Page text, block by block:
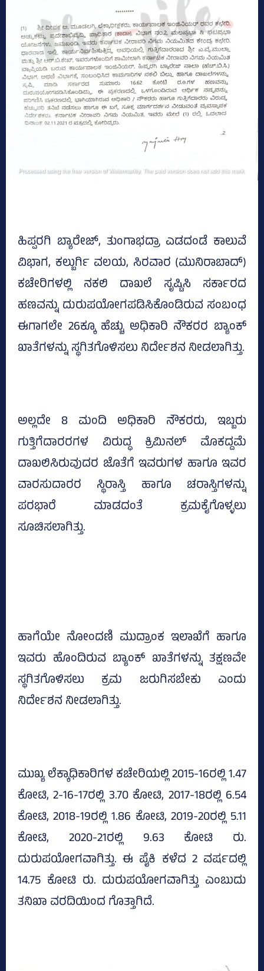
ಹಿಪ್ಪರಗಿ ಬ್ಯಾರೇಜ್‌, ತುಂಗಾಭದ್ರಾ ಎಡದಂಡೆ ಕಾಲುವೆ
ವಿಭಾಗ, ಕಲ್ಬುರ್ಗಿ ವಲಯ, ಸಿರವಾರ (ಮುನಿರಾಬಾದ್‌)
ಕಚೇರಿಗಳಲ್ಲಿ ನಕಲಿ ದಾಖಲೆ ಸೃಷ್ಟಿಸಿ ಸರ್ಕಾರದ
ಹಣವನ್ನು ದುರುಪಯೋಗಪಡಿಸಿಕೊಂಡಿರುವ ಸಂಬಂಧ
ಈಗಾಗಲೇ 26ಕ್ಕೂ ಹೆಚ್ಚು ಅಧಿಕಾರಿ ನೌಕರರ ಬ್ಯಾಂಕ್‌
ಖಾತೆಗಳನ್ನು ಸ್ಥಗಿತಗೊಳಿಸಲು ನಿರ್ದೇಶನ ನೀಡಲಾಗಿತ್ತು.
ಅಲ್ಲದೇ 8 ಮಂದಿ ಅಧಿಕಾರಿ ನೌಕರರು, ಇಬ್ಬರು
ಗುತ್ತಿಗೆದಾರರಗಳ ವಿರುದ್ಧ ಕ್ರಿಮಿನಲ್‌ ಮೊಕದ್ದಮೆ
ದಾಖಲಿಸಿರುವುದರ ಜೊತೆಗೆ ಇವರುಗಳ ಹಾಗೂ ಇವರ
ವಾರಸುದಾರರ ಸ್ಥಿರಾಸ್ತಿ ಹಾಗೂ ಚರಾಸ್ತಿಗಳನ್ನು
ಪರಭಾರೆ ಮಾಡದಂತೆ ಕ್ರಮಕೈಗೊಳ್ಳಲು
ಸೂಚಿಸಲಾಗಿತ್ತು.
ಹಾಗೆಯೇ ನೋಂದಣಿ ಮುದ್ರಾಂಕ ಇಲಾಖೆಗೆ ಹಾಗೂ
ಇವರು ಹೊಂದಿರುವ ಬ್ಯಾಂಕ್‌ ಖಾತೆಗಳನ್ನು ತಕ್ಷಣವೇ
ಸ್ಥಗಿತಗೊಳಿಸಲು ಕ್ರಮ ಜರುಗಿಸಬೇಕು ಎಂದು
ನಿರ್ದೇಶನ ನೀಡಲಾಗಿತ್ತು.
ಮುಖ್ಯ ಲೆಕ್ಕಾಧಿಕಾರಿಗಳ ಕಚೇರಿಯಲ್ಲಿ 2015-16ರಲ್ಲಿ 1.47
ಕೋಟಿ, 2-16-17ರಲ್ಲಿ 3.70 ಕೋಟಿ, 2017-18ರಲ್ಲಿ 6.54
ಕೋಟಿ, 2018-19ರಲ್ಲಿ 1.86 ಕೋಟಿ, 2019-20ರಲ್ಲಿ 5.11
ಕೋಟಿ, 2020-21ರಲ್ಲಿ 9.63 ಕೋಟಿ ರು.
ದುರುಪಯೋಗವಾಗಿತ್ತು. ಈ ಪೈಕಿ ಕಳೆದ 2 ವರ್ಷದಲ್ಲಿ
14.75 ಕೋಟಿ ರು. ದುರುಪಯೋಗವಾಗಿತ್ತು ಎಂಬುದು
ತನಿಖಾ ವರದಿಯಿಂದ ಗೊತ್ತಾಗಿದೆ.